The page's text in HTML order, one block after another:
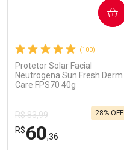
(100)
Protetor Solar Facial
Neutrogena Sun Fresh Derm
Care FPS70 40g
R$ 83,99
R$60,36
28% OFF
COMPRAR